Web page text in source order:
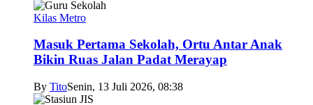
Kilas Metro
Masuk Pertama Sekolah, Ortu Antar Anak
Bikin Ruas Jalan Padat Merayap
By TitoSenin, 13 Juli 2026, 08:38